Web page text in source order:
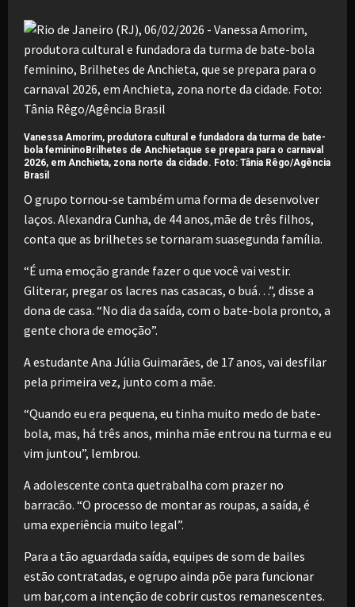
Vanessa Amorim, produtora cultural e fundadora da turma de bate-
bola femininoBrilhetes de Anchietaque se prepara para o carnaval
2026, em Anchieta, zona norte da cidade. Foto: Tânia Rêgo/Agência
Brasil
O grupo tornou-se também uma forma de desenvolver
laços. Alexandra Cunha, de 44 anos,mãe de três filhos,
conta que as brilhetes se tornaram suasegunda família.
“É uma emoção grande fazer o que você vai vestir.
Gliterar, pregar os lacres nas casacas, o buá…”, disse a
dona de casa. “No dia da saída, com o bate-bola pronto, a
gente chora de emoção”.
A estudante Ana Júlia Guimarães, de 17 anos, vai desfilar
pela primeira vez, junto com a mãe.
“Quando eu era pequena, eu tinha muito medo de bate-
bola, mas, há três anos, minha mãe entrou na turma e eu
vim juntou”, lembrou.
A adolescente conta quetrabalha com prazer no
barracão. “O processo de montar as roupas, a saída, é
uma experiência muito legal”.
Para a tão aguardada saída, equipes de som de bailes
estão contratadas, e ogrupo ainda põe para funcionar
um bar,com a intenção de cobrir custos remanescentes.